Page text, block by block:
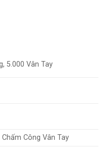
5.000 Vân Tay
Công Vân Tay